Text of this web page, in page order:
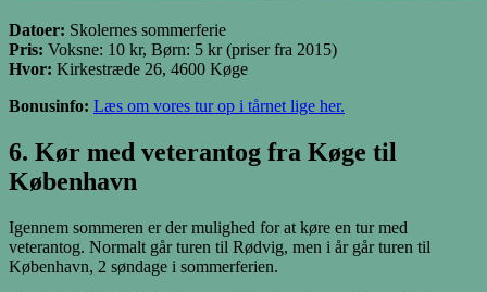
Datoer: Skolernes sommerferie
Pris: Voksne: 10 kr, Børn: 5 kr (priser fra 2015)
Hvor: Kirkestræde 26, 4600 Køge
Bonusinfo: Læs om vores tur op i tårnet lige her.
6. Kør med veterantog fra Køge til
København
Igennem sommeren er der mulighed for at køre en tur med
veterantog. Normalt går turen til Rødvig, men i år går turen til
København, 2 søndage i sommerferien.